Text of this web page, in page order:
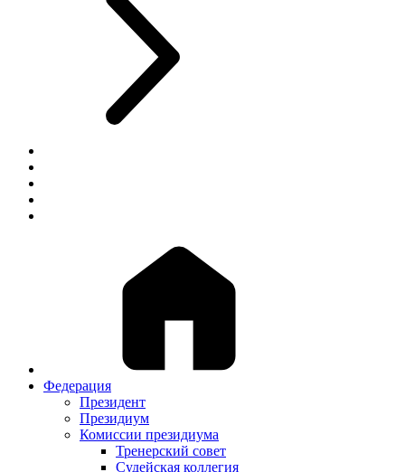
Федерация
Президент
Президиум
Комиссии президиума
Тренерский совет
Судейская коллегия